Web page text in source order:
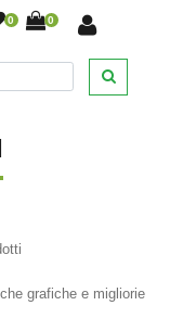
0 0
grafiche e migliorie